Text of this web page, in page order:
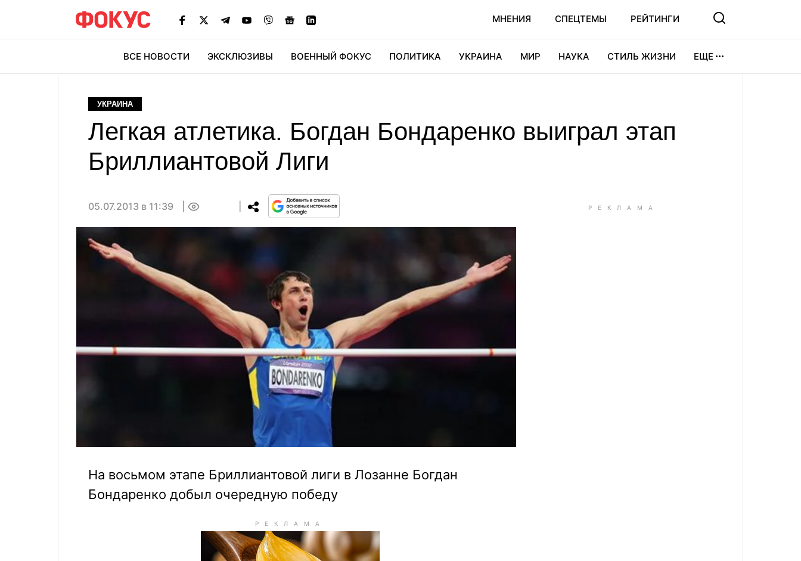
МНЕНИЯ СПЕЦТЕМЫ РЕЙТИНГИ
ВСЕ НОВОСТИ ЭКСКЛЮЗИВЫ ВОЕННЫЙ ФОКУС ПОЛИТИКА УКРАИНА МИР НАУКА СТИЛЬ ЖИЗНИ ЕЩЕ
УКРАИНА
Легкая атлетика. Богдан Бондаренко выиграл этап
Бриллиантовой Лиги
05.07.2013 в 11:39
На восьмом этапе Бриллиантовой лиги в Лозанне Богдан
Бондаренко добыл очередную победу